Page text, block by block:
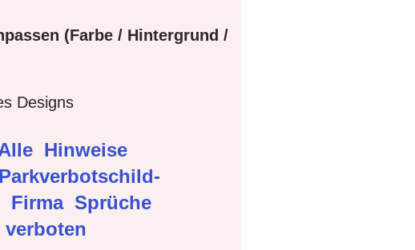
(Farbe / Hintergrund /
Designs
Hinweise
Parkverbotschild-
Firma Sprüche